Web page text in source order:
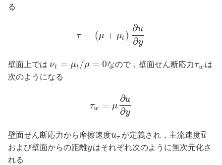
る
τ = (μ + μt )
∂u
∂y
壁面上では νt = μt /ρ = 0なので，壁面せん断応力τw は
次のようになる
τw = μ
∂u
∂y
壁面せん断応力から摩擦速度uτ が定義され，主流速度u
¯¯
¯
および壁面からの距離yはそれぞれ次のように無次元化さ
れる